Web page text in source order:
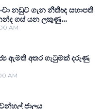
නඩුව ගැන නීතීඥ සභාපති
ගස් යන ලකුණු...
AM
ඇමති අතර ගැටුමක් දරුණු
AM
ජාලය